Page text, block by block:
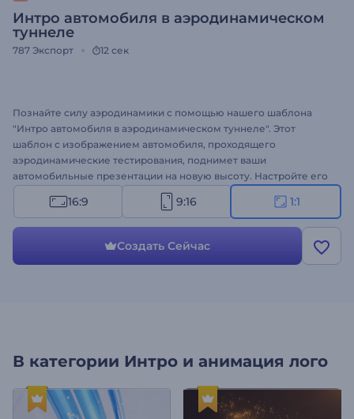
Интро автомобиля в аэродинамическом
туннеле
787 Экспорт 12 сек
Познайте силу аэродинамики с помощью нашего шаблона
"Интро автомобиля в аэродинамическом туннеле". Этот
шаблон с изображением автомобиля, проходящего
аэродинамические тестирования, поднимет ваши
автомобильные презентации на новую высоту. Настройте его
в соответствии с логотипом, слоганами и фоновой музыкой
вашего бренда, чтобы создать индивидуальное вступление,
презентации новых моделей автомобилей, освещения
технологических достижений, демонстрации возможностей
16:9 9:16 1:1
Создать Сейчас
В категории Интро и анимация лого